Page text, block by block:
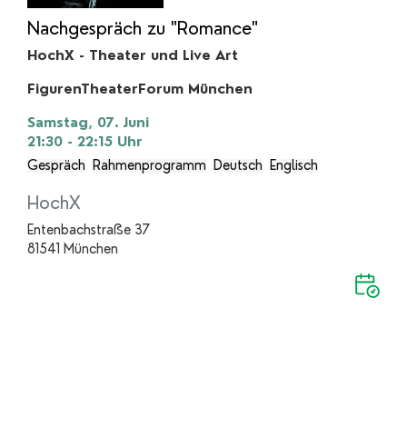
Nachgespräch zu "Romance"
HochX - Theater und Live Art
FigurenTheaterForum München
Samstag, 07. Juni
21:30 - 22:15 Uhr
Gespräch
Rahmenprogramm Deutsch Englisch
HochX
Entenbachstraße 37
81541 München